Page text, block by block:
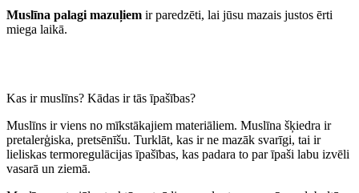
Muslīna palagi mazuļiem ir paredzēti, lai jūsu mazais justos ērti
miega laikā.
Kas ir muslīns? Kādas ir tās īpašības?
Muslīns ir viens no mīkstākajiem materiāliem. Muslīna šķiedra ir
pretalerģiska, pretsēnīšu. Turklāt, kas ir ne mazāk svarīgi, tai ir
lieliskas termoregulācijas īpašības, kas padara to par īpaši labu izvēli
vasarā un ziemā.